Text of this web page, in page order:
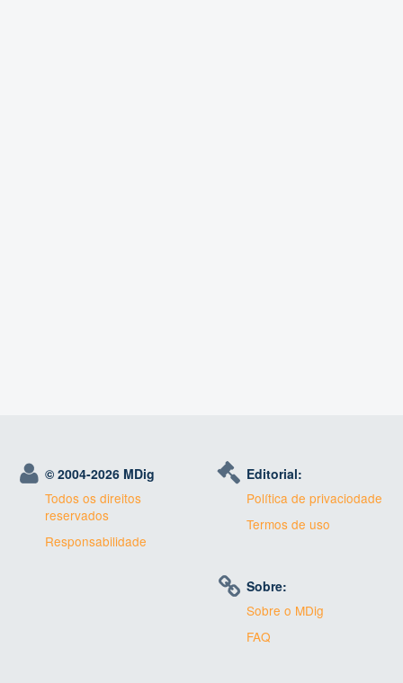
© 2004-2026 MDig
Todos os direitos
reservados
Responsabilidade
Editorial:
Política de privaciodade
Termos de uso
Sobre:
Sobre o MDig
FAQ